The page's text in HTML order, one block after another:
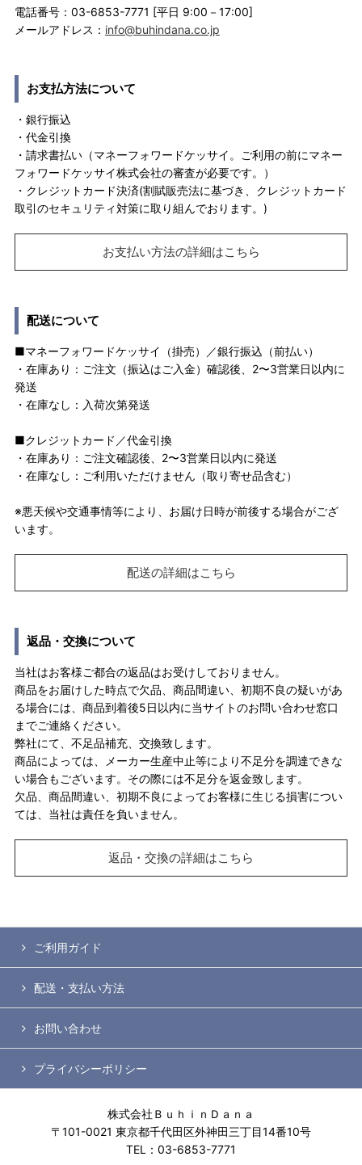
電話番号：03-6853-7771 [平日 9:00－17:00]
メールアドレス： info@buhindana.co.jp
お支払方法について
・銀行振込
・代金引換
・請求書払い（マネーフォワードケッサイ。ご利用の前にマネー
フォワードケッサイ株式会社の審査が必要です。）
・クレジットカード決済(割賦販売法に基づき、クレジットカード
取引のセキュリティ対策に取り組んでおります。)
お支払い方法の詳細はこちら
配送について
■マネーフォワードケッサイ（掛売）／銀行振込（前払い）
・在庫あり：ご注文（振込はご入金）確認後、2〜3営業日以内に
発送
・在庫なし：入荷次第発送
■クレジットカード／代金引換
・在庫あり：ご注文確認後、2〜3営業日以内に発送
・在庫なし：ご利用いただけません（取り寄せ品含む）
※悪天候や交通事情等により、お届け日時が前後する場合がござ
います。
配送の詳細はこちら
返品・交換について
当社はお客様ご都合の返品はお受けしておりません。
商品をお届けした時点で欠品、商品間違い、初期不良の疑いがあ
る場合には、商品到着後5日以内に当サイトのお問い合わせ窓口
までご連絡ください。
弊社にて、不足品補充、交換致します。
商品によっては、メーカー生産中止等により不足分を調達できな
い場合もございます。その際には不足分を返金致します。
欠品、商品間違い、初期不良によってお客様に生じる損害につい
ては、当社は責任を負いません。
返品・交換の詳細はこちら
ご利用ガイド
配送・支払い方法
お問い合わせ
プライバシーポリシー
株式会社ＢｕｈｉｎＤａｎａ
〒101-0021 東京都千代田区外神田三丁目14番10号
TEL：03-6853-7771